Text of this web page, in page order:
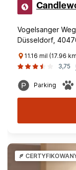
Vogelsanger
Düsseldorf,
11.16 mil (17.96
3,75
Parking